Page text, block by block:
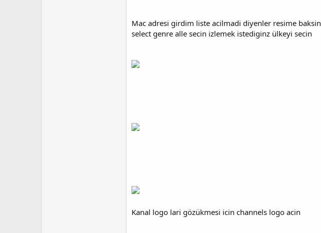
Mac adresi girdim liste acilmadi diyenler resime baksin
select genre alle secin izlemek istediginz ülkeyi secin
Kanal logo lari gözükmesi icin channels logo acin